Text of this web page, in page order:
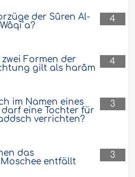
4
der Sûren Al-
4
Formen der
gilt als harâm
3
im Namen eines
eine Tochter für
verrichten?
3
das
entfällt